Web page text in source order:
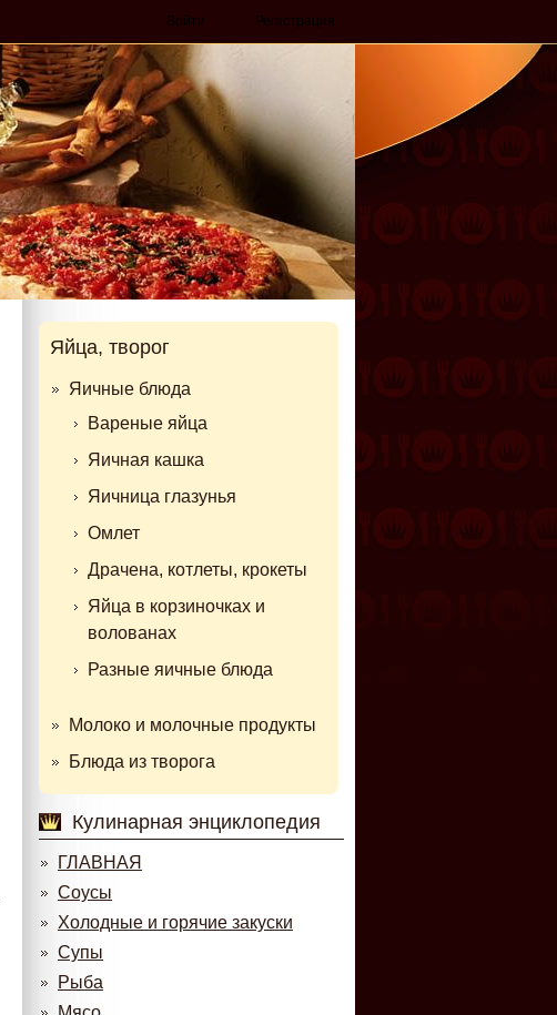
Войти Регистрация
Яйца, творог
Яичные блюда
Вареные яйца
Яичная кашка
Яичница глазунья
Омлет
Драчена, котлеты, крокеты
Яйца в корзиночках и
волованах
Разные яичные блюда
Молоко и молочные продукты
Блюда из творога
Кулинарная энциклопедия
ГЛАВНАЯ
Соусы
Холодные и горячие закуски
Супы
Рыба